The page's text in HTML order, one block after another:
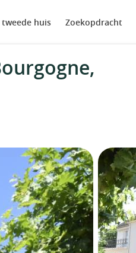
huis Zoekopdracht